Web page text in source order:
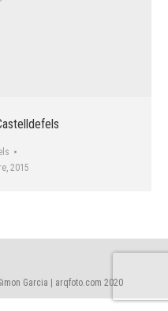
2015
Garcia | arqfoto.com 2020